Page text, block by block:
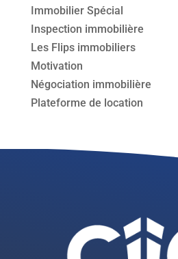
Immobilier Spécial
Inspection immobilière
Les Flips immobiliers
Motivation
Négociation immobilière
Plateforme de location